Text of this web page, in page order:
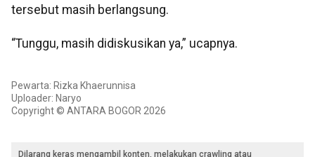
tersebut masih berlangsung.
“Tunggu, masih didiskusikan ya,” ucapnya.
Pewarta: Rizka Khaerunnisa
Uploader: Naryo
Copyright © ANTARA BOGOR 2026
Dilarang keras mengambil konten, melakukan crawling atau